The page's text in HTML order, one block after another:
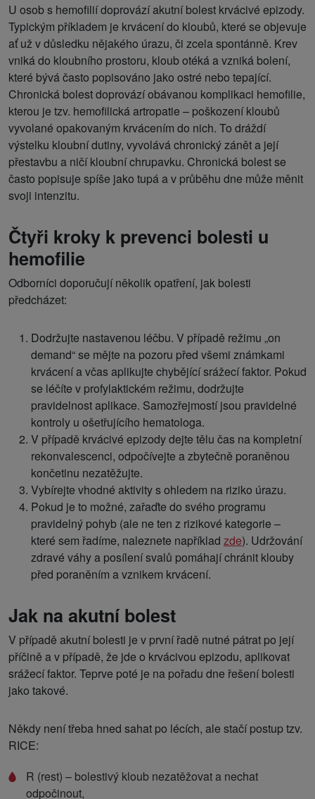
U osob s hemofilií doprovází akutní bolest krvácivé epizody.
Typickým příkladem je krvácení do kloubů, které se objevuje
ať už v důsledku nějakého úrazu, či zcela spontánně. Krev
vniká do kloubního prostoru, kloub otéká a vzniká bolení,
které bývá často popisováno jako ostré nebo tepající.
Chronická bolest doprovází obávanou komplikaci hemofilie,
kterou je tzv. hemofilická artropatie – poškození kloubů
vyvolané opakovaným krvácením do nich. To dráždí
výstelku kloubní dutiny, vyvolává chronický zánět a její
přestavbu a ničí kloubní chrupavku. Chronická bolest se
často popisuje spíše jako tupá a v průběhu dne může měnit
svoji intenzitu.
Čtyři kroky k prevenci bolesti u
hemofilie
Odborníci doporučují několik opatření, jak bolesti
předcházet:
Dodržujte nastavenou léčbu. V případě režimu „on
demand“ se mějte na pozoru před všemi známkami
krvácení a včas aplikujte chybějící srážecí faktor. Pokud
se léčíte v profylaktickém režimu, dodržujte
pravidelnost aplikace. Samozřejmostí jsou pravidelné
kontroly u ošetřujícího hematologa.
V případě krvácivé epizody dejte tělu čas na kompletní
rekonvalescenci, odpočívejte a zbytečně poraněnou
končetinu nezatěžujte.
Vybírejte vhodné aktivity s ohledem na riziko úrazu.
Pokud je to možné, zařaďte do svého programu
pravidelný pohyb (ale ne ten z rizikové kategorie –
které sem řadíme, naleznete například zde). Udržování
zdravé váhy a posílení svalů pomáhají chránit klouby
před poraněním a vznikem krvácení.
Jak na akutní bolest
V případě akutní bolesti je v první řadě nutné pátrat po její
příčině a v případě, že jde o krvácivou epizodu, aplikovat
srážecí faktor. Teprve poté je na pořadu dne řešení bolesti
jako takové.
Někdy není třeba hned sahat po lécích, ale stačí postup tzv.
RICE:
R (rest) – bolestivý kloub nezatěžovat a nechat
odpočinout,